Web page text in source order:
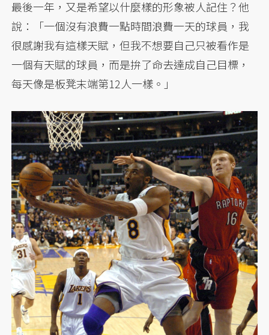
最後一年，又是希望以什麼樣的形象被人記住？他
說：「一個沒有浪費一點時間浪費一天的球員，我
很感謝我有這樣天賦，但我不想要自己只被看作是
一個有天賦的球員，而是拚了命去達成自己目標，
每天像是板凳末端第12人一樣。」